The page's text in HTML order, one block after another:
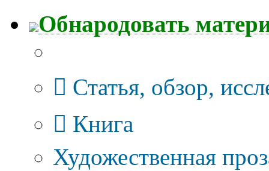
Обнародовать
Статья, обзор,
Книга
Художественная